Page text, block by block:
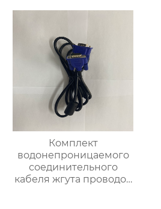
Комплект
водонепроницаемого
соединительного
кабеля жгута проводов